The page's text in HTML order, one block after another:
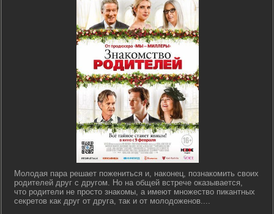
Молодая пара решает пожениться и, наконец, познакомить своих
родителей друг с другом. Но на общей встрече оказывается,
что родители не просто знакомы, а имеют множество пикантных
секретов как друг от друга, так и от молодоженов....